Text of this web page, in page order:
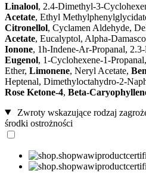
Linalool, 2.4-Dimethyl-3-
Acetate, Ethyl
Citronellol, Cyclamen Aldehyde,
Acetate, Eucalyptol, Alpha-
Ionone, 1h-Indene-Ar-Propanal,
Eugenol, 1-Cyclohexene-1-
Ether, Limonene, Neryl Acetate,
Heptenal, Dimethyloctahydro-2-
Rose Ketone-4, Beta-
Zwroty wskazujące rodzaj
środki ostrożności